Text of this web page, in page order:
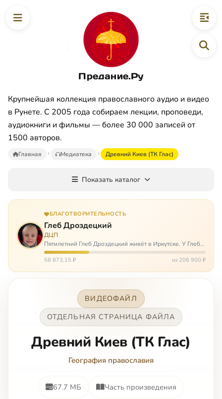
Предание.Ру
Крупнейшая коллекция православного аудио и видео
в Рунете. С 2005 года собираем лекции, проповеди,
аудиокниги и фильмы — более 30 000 записей от
1500 авторов.
Главная Медиатека Древний Киев (ТК Глас)
Показать каталог
БЛАГОТВОРИТЕЛЬНОСТЬ
Глеб Дроздецкий
ДЦП
Пятилетний Глеб Дроздецкий живёт в Иркутске. У Глеба
ДЦП из-за перенесённого в младенчестве менингита,
но его положение осложняется эпилепсией, с которой
58 873,15 ₽ из 206 900 ₽
ВИДЕОФАЙЛ
ОТДЕЛЬНАЯ СТРАНИЦА ФАЙЛА
Древний Киев (ТК Глас)
География православия
67.7 МБ Часть произведения